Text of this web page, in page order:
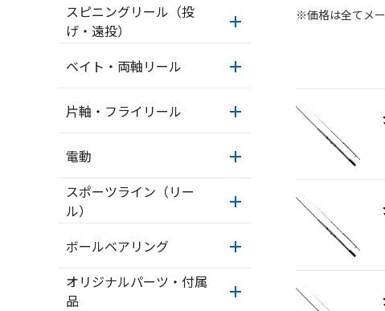
スピニングリール（投
げ・遠投）
ベイト・両軸リール
片軸・フライリール
電動
スポーツライン（リー
ル）
ボールベアリング
オリジナルパーツ・付属
品
※価格は全てメ